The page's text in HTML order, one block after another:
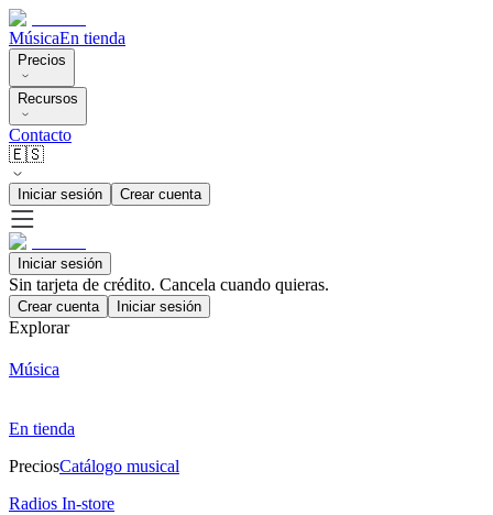
MúsicaEn tienda
Precios
Recursos
Contacto
🇪🇸
Iniciar sesión Crear cuenta
Iniciar sesión
Sin tarjeta de crédito. Cancela cuando quieras.
Crear cuenta Iniciar sesión
Explorar
Música
En tienda
PreciosCatálogo musical
Radios In-store